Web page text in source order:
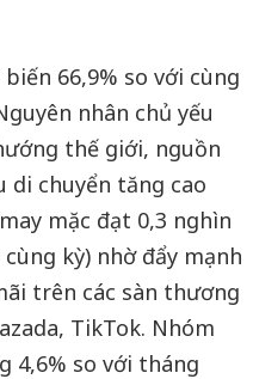
66,9% so với cùng
nhân chủ yếu
thế giới, nguồn
di chuyển tăng cao
mặc đạt 0,3 nghìn
kỳ) nhờ đẩy mạnh
trên các sàn thương
TikTok. Nhóm
4,6% so với tháng